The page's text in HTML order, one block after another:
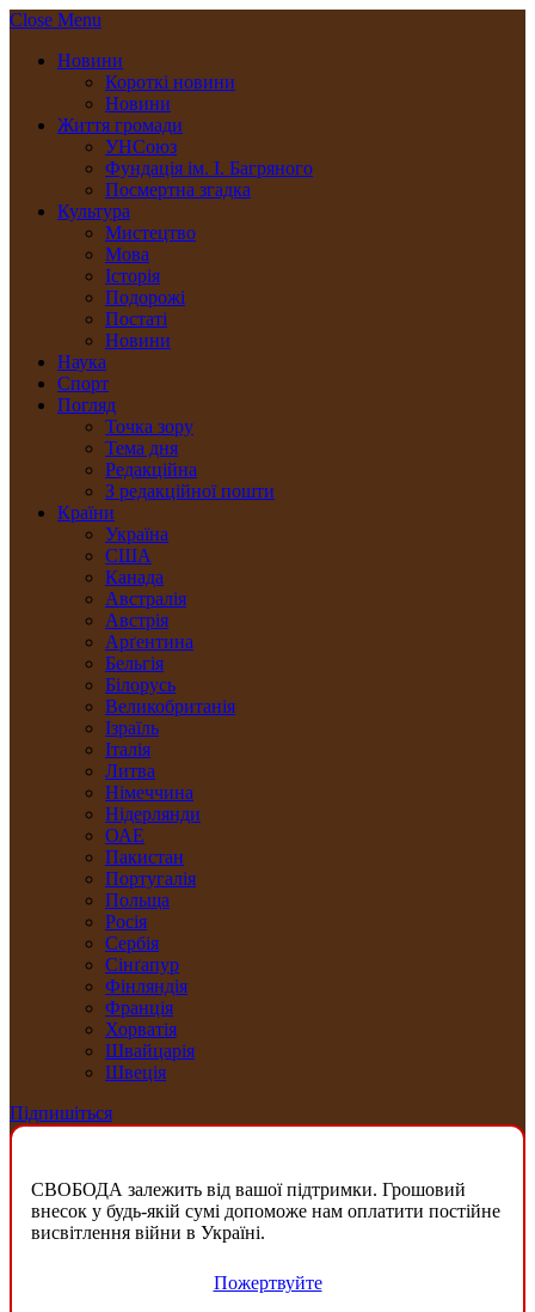
Close Menu
Новини
Короткі новини
Новини
Життя громади
УНСоюз
Фундація ім. І. Багряного
Посмертна згадка
Культура
Мистецтво
Мова
Історія
Подорожі
Постаті
Новини
Наука
Спорт
Погляд
Точка зору
Тема дня
Редакційна
З редакційної пошти
Країни
Україна
США
Канада
Австралія
Австрія
Арґентина
Бельгія
Білорусь
Великобританія
Ізраїль
Італія
Литва
Німеччина
Нідерлянди
ОАЕ
Пакистан
Португалія
Польща
Росія
Сербія
Сінґапур
Фінляндія
Франція
Хорватія
Швайцарія
Швеція
Підпишіться
СВОБОДА залежить від вашої підтримки. Грошовий
внесок у будь-якій сумі допоможе нам оплатити постійне
висвітлення війни в Україні.
Пожертвуйте